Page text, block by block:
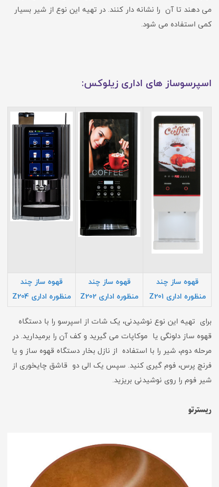
می دهند تا آن را نشانه دار کنند. در تهیه این نوع از شیر بسیار
کمی استفاده می شود.
اسپرسوساز های اداری زیلوکس:
قهوه ساز چند
منظوره اداری Z201
قهوه ساز چند
منظوره اداری Z202
قهوه ساز چند
منظوره اداری Z20 4
برای تهیه این نوع نوشیدنی، یک شات از اسپرسو را با دستگاه
قهوه ساز دلونگی یا موکاپات می گیرید و کف آن را برمیدارید. در
مرحله دوم، شیر را با استفاده از نازل بخار دستگاه قهوه ساز و یا
فرنچ پرس، فوم گیری کنید. سپس یک الی دو قاشق چایخوری از
شیر فوم را روی نوشیدنی بریزید.
ریسترتو